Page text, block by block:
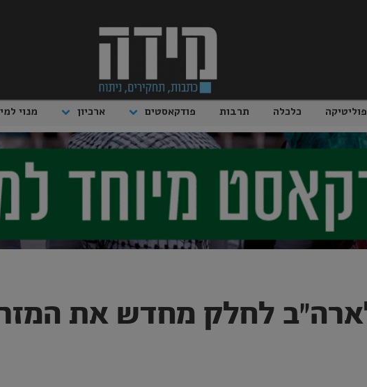
כלכלה תרבות פודקאסטים ארכיון מנוי
לחלק מחדש את